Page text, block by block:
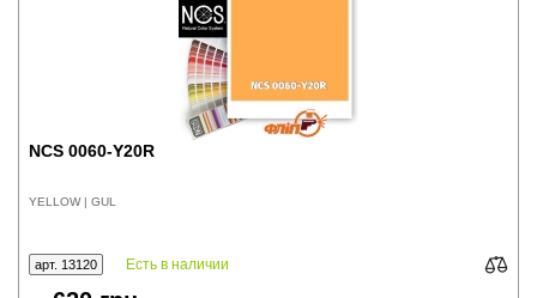
NCS 0060-Y20R
YELLOW | GUL
арт. 13120 Есть в наличии